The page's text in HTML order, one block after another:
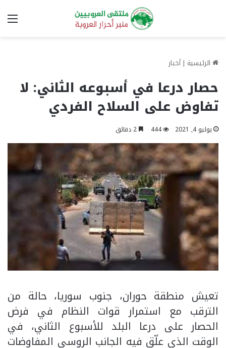
الرئيسية | أخبار
حصار درعا في أسبوعه الثاني: لا
تفاوض على السلاح الفردي
يوليو 4, 2021 444
تعيش منطقة حوران، جنوب سوريا، حالة من
الترقب مع استمرار قوات النظام في فرض
الحصار على درعا البلد للأسبوع الثاني، في
الوقت الذي علّق فيه الجانب الروسي المفاوضات